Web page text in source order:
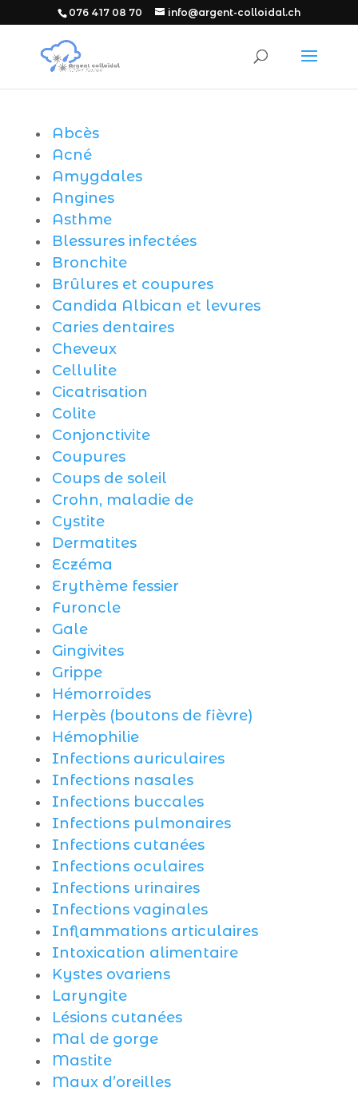
076 417 08 70 info@argent-colloidal.ch
Abcès
Acné
Amygdales
Angines
Asthme
Blessures infectées
Bronchite
Brûlures et coupures
Candida Albican et levures
Caries dentaires
Cheveux
Cellulite
Cicatrisation
Colite
Conjonctivite
Coupures
Coups de soleil
Crohn, maladie de
Cystite
Dermatites
Eczéma
Erythème fessier
Furoncle
Gale
Gingivites
Grippe
Hémorroïdes
Herpès (boutons de fièvre)
Hémophilie
Infections auriculaires
Infections nasales
Infections buccales
Infections pulmonaires
Infections cutanées
Infections oculaires
Infections urinaires
Infections vaginales
Inflammations articulaires
Intoxication alimentaire
Kystes ovariens
Laryngite
Lésions cutanées
Mal de gorge
Mastite
Maux d’oreilles